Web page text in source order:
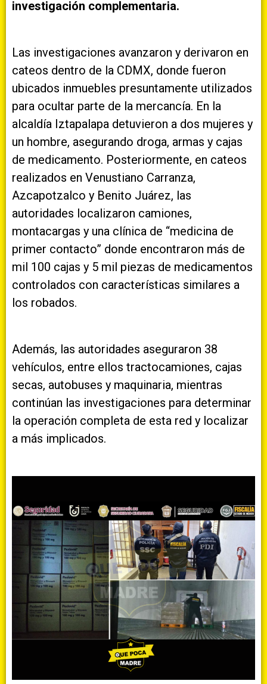
investigación complementaria.
Las investigaciones avanzaron y derivaron en
cateos dentro de la CDMX, donde fueron
ubicados inmuebles presuntamente utilizados
para ocultar parte de la mercancía. En la
alcaldía Iztapalapa detuvieron a dos mujeres y
un hombre, asegurando droga, armas y cajas
de medicamento. Posteriormente, en cateos
realizados en Venustiano Carranza,
Azcapotzalco y Benito Juárez, las
autoridades localizaron camiones,
montacargas y una clínica de “medicina de
primer contacto” donde encontraron más de
mil 100 cajas y 5 mil piezas de medicamentos
controlados con características similares a
los robados.
Además, las autoridades aseguraron 38
vehículos, entre ellos tractocamiones, cajas
secas, autobuses y maquinaria, mientras
continúan las investigaciones para determinar
la operación completa de esta red y localizar
a más implicados.